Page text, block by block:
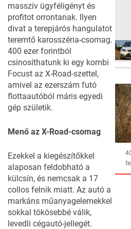
masszív ügyféligényt és
profitot orrontanak. Ilyen
divat a terepjárós hangulatot
teremtő karosszéria-csomag.
400 ezer forintból
csinosíthatunk ki egy kombi
Focust az X-Road-szettel,
amivel az ezerszám futó
flottaautóból máris egyedi
gép születik.
Menő az X-Road-csomag
Ezekkel a kiegészítőkkel
alaposan feldobható a
külcsín, és nemcsak a 17
collos felnik miatt. Az autó a
markáns műanyagelemekkel
sokkal tökösebbé válik,
levedli cégautó-jellegét.